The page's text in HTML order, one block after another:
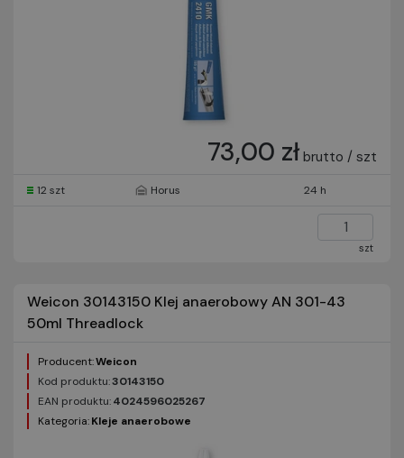
73,00 zł brutto / szt
12 szt Horus 24 h
szt
Weicon 30143150 Klej anaerobowy AN 301-43
50ml Threadlock
Producent:Weicon
Kod produktu:30143150
EAN produktu:4024596025267
Kategoria:Kleje anaerobowe